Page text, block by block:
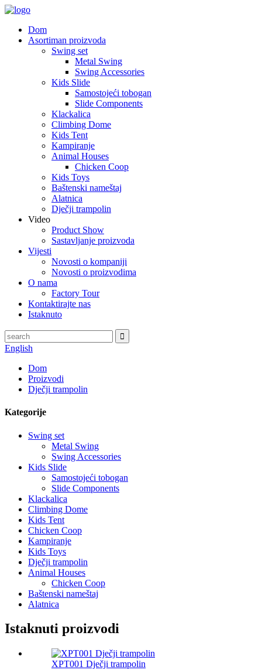
Dom
Asortiman proizvoda
Swing set
Metal Swing
Swing Accessories
Kids Slide
Samostojeći tobogan
Slide Components
Klackalica
Climbing Dome
Kids Tent
Kampiranje
Animal Houses
Chicken Coop
Kids Toys
Baštenski nameštaj
Alatnica
Dječji trampolin
Video
Product Show
Sastavljanje proizvoda
Vijesti
Novosti o kompaniji
Novosti o proizvodima
O nama
Factory Tour
Kontaktirajte nas
Istaknuto
English
Dom
Proizvodi
Dječji trampolin
Kategorije
Swing set
Metal Swing
Swing Accessories
Kids Slide
Samostojeći tobogan
Slide Components
Klackalica
Climbing Dome
Kids Tent
Chicken Coop
Kampiranje
Kids Toys
Dječji trampolin
Animal Houses
Chicken Coop
Baštenski nameštaj
Alatnica
Istaknuti proizvodi
XPT001 Dječji trampolin